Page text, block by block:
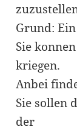
Grund:
Sie
kriegen.
Anbei
Sie sollen
der